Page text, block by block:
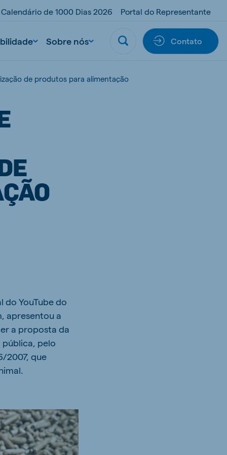
Calendário de 1000 Dias 2026 Portal do Representante
Sobre nós Contato
de produtos para alimentação
do YouTube do
apresentou a
a proposta da
pública, pelo
2007, que